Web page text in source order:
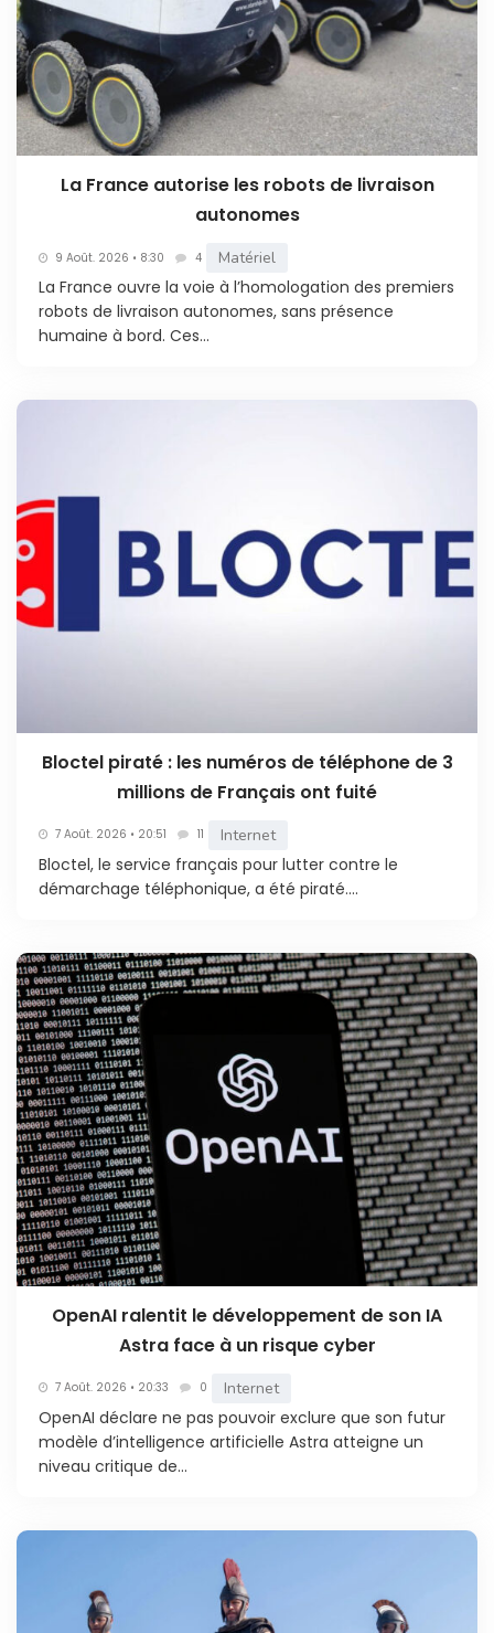
La France autorise les robots de livraison
autonomes
9 Août. 2026 • 8:30 4 Matériel
La France ouvre la voie à l’homologation des premiers
robots de livraison autonomes, sans présence
humaine à bord. Ces...
Bloctel piraté : les numéros de téléphone de 3
millions de Français ont fuité
7 Août. 2026 • 20:51 11 Internet
Bloctel, le service français pour lutter contre le
démarchage téléphonique, a été piraté....
OpenAI ralentit le développement de son IA
Astra face à un risque cyber
7 Août. 2026 • 20:33 0 Internet
OpenAI déclare ne pas pouvoir exclure que son futur
modèle d’intelligence artificielle Astra atteigne un
niveau critique de...